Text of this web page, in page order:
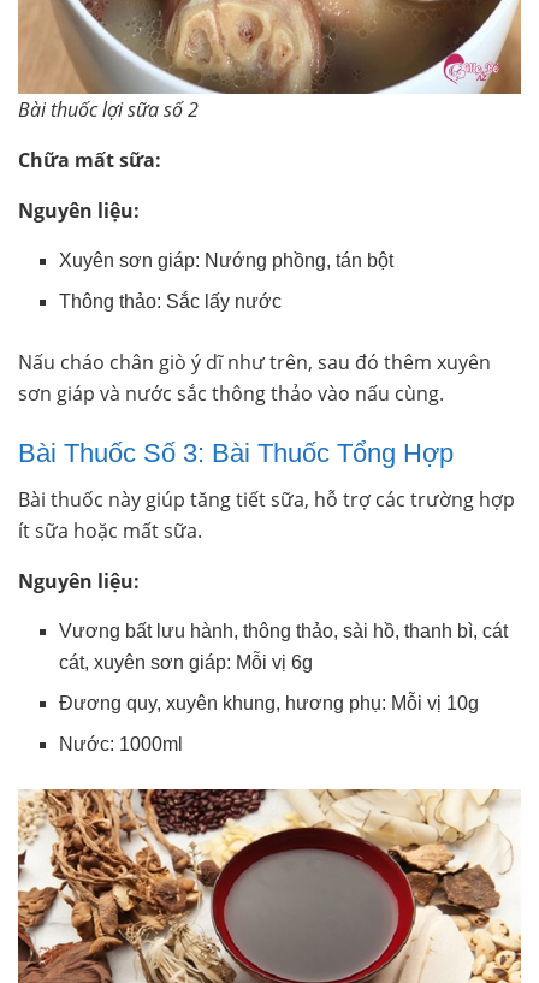
Bài thuốc lợi sữa số 2
Chữa mất sữa:
Nguyên liệu:
Xuyên sơn giáp: Nướng phồng, tán bột
Thông thảo: Sắc lấy nước
Nấu cháo chân giò ý dĩ như trên, sau đó thêm xuyên
sơn giáp và nước sắc thông thảo vào nấu cùng.
Bài Thuốc Số 3: Bài Thuốc Tổng Hợp
Bài thuốc này giúp tăng tiết sữa, hỗ trợ các trường hợp
ít sữa hoặc mất sữa.
Nguyên liệu:
Vương bất lưu hành, thông thảo, sài hồ, thanh bì, cát
cát, xuyên sơn giáp: Mỗi vị 6g
Đương quy, xuyên khung, hương phụ: Mỗi vị 10g
Nước: 1000ml